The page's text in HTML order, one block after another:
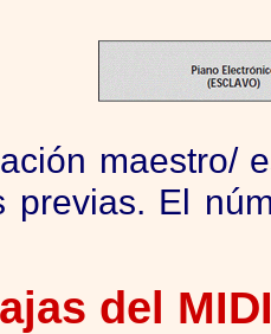
maestro/
previas. El
del